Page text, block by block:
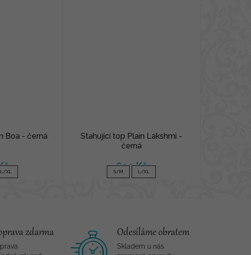
Boa - černá
L/XL
Stahující top Plain Lakshmi -
černá
690 Kč
S/M L/XL
zdarma Odesíláme obratem
Skladem u nás